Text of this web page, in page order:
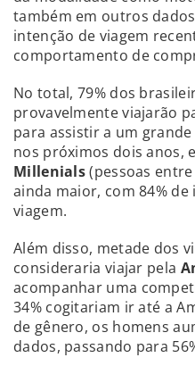
também em outros
intenção de viagem
comportamento de
No total, 79% dos
provavelmente viajarão
para assistir a um
nos próximos dois anos,
Millenials(pessoas
ainda maior, com 84%
viagem.
Além disso, metade dos
consideraria viajar pela
acompanhar uma
34% cogitariam ir até a
de gênero, os homens
dados, passando para